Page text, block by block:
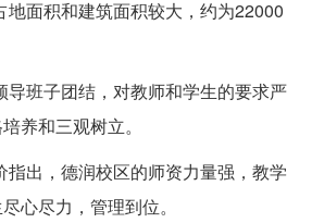
地面积和建筑面积较大，约为22000
导班子团结，对教师和学生的要求严
养和三观树立。
指出，德润校区的师资力量强，教学
心尽力，管理到位。